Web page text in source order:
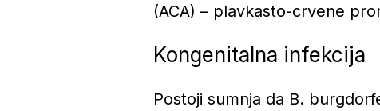
(ACA) – plavkasto-crvene
Kongenitalna infekcija
Postoji sumnja da B.